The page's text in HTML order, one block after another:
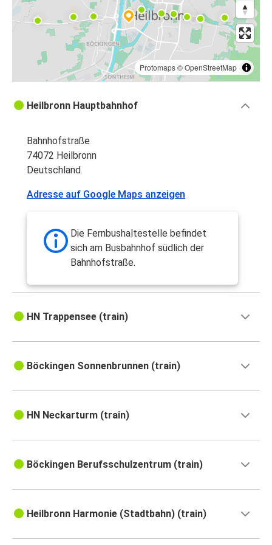
Protomaps©OpenStreetMap
Heilbronn Hauptbahnhof
Bahnhofstraße
74072 Heilbronn
Deutschland
Adresse auf Google Maps anzeigen
Die Fernbushaltestelle befindet
sich am Busbahnhof südlich der
Bahnhofstraße.
HN Trappensee (train)
Böckingen Sonnenbrunnen (train)
HN Neckarturm (train)
Böckingen Berufsschulzentrum (train)
Heilbronn Harmonie (Stadtbahn) (train)